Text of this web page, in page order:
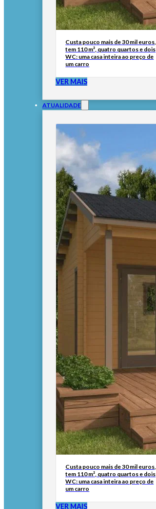
Custa pouco mais de 30 mil euros,
tem 110 m², quatro quartos e dois
WC: uma casa inteira ao preço de
um carro
VER MAIS
ATUALIDADE
Custa pouco mais de 30 mil euros,
tem 110 m², quatro quartos e dois
WC: uma casa inteira ao preço de
um carro
VER MAIS